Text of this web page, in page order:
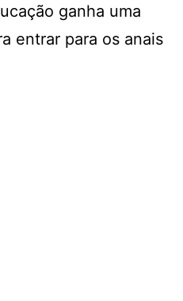
ganha uma
entrar para os anais